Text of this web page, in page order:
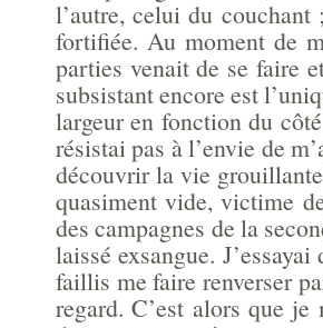
l’autre, celui du
fortifiée. Au moment de
parties venait de se faire
subsistant encore est
largeur en fonction du
résistai pas à l’envie de
découvrir la vie
quasiment vide, victime
des campagnes de la
laissé exsangue.
faillis me faire renverser
regard. C’est alors que